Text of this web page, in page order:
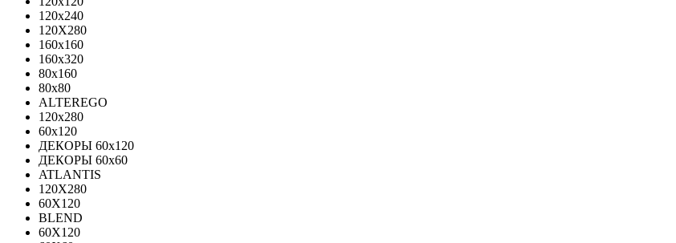
120x240
120X280
160x160
160x320
80x160
80x80
ALTEREGO
120х280
60х120
ДЕКОРЫ 60х120
ДЕКОРЫ 60х60
ATLANTIS
120X280
60X120
BLEND
60Х120